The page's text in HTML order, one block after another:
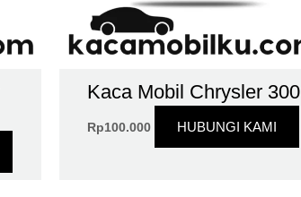
Kaca Mobil Chrysler 300
Rp100.000 HUBUNGI KAMI